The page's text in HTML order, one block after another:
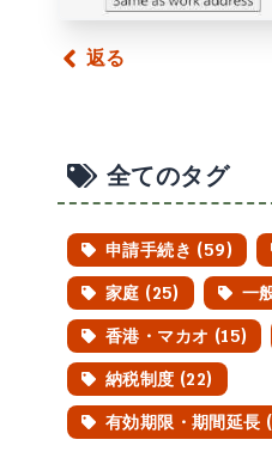
返る
全てのタグ
申請手続き (59)
家庭 (25)
一
香港・マカオ (15)
納税制度 (22)
有効期限・期間延長